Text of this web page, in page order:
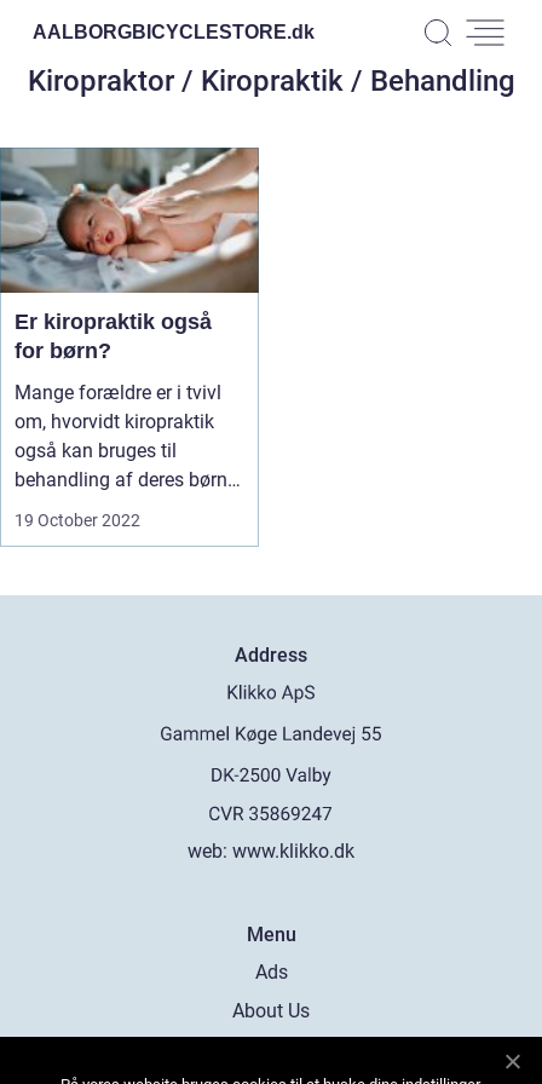
AALBORGBICYCLESTORE.dk
Kiropraktor / Kiropraktik / Behandling
Er kiropraktik også
for børn?
Mange forældre er i tvivl
om, hvorvidt kiropraktik
også kan bruges til
behandling af deres børn.
Det...
19 October 2022
Address
web: www.klikko.dk
Menu
Ads
About Us